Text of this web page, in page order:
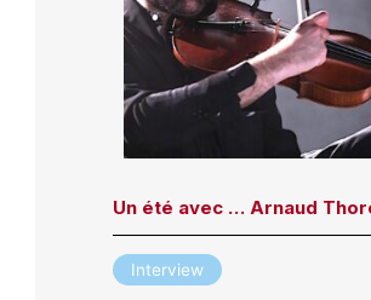
Un été avec … Arnaud
Interview